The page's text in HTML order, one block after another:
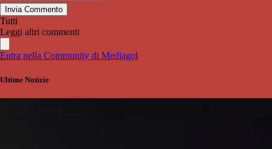
Invia Commento
Tutti
Leggi altri commenti
Entra nella Community di Mediagol
Ultime Notizie